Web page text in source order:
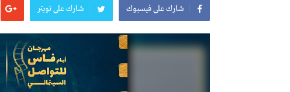
شارك على فيسبوك شارك على تويتر